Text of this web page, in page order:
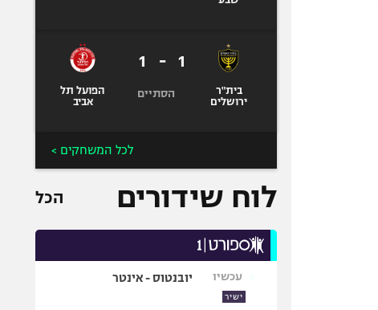
בית"ר
ירושלים
1
-
1
הסתיים
הפועל תל
אביב
לכל המשחקים >
לוח שידורים הכל
עכשיו
ישיר
יובנטוס - אינטר